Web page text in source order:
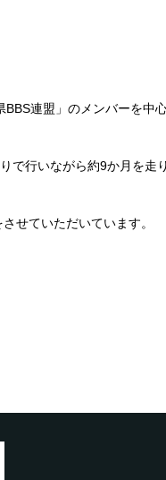
連盟」のメンバーを中
で行いながら約9か月を走
せていただいています。